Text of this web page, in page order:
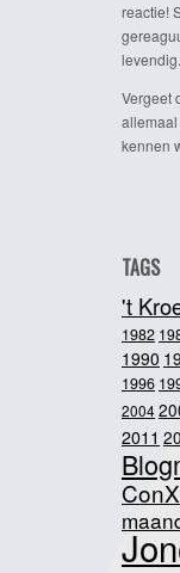
reactie!
levendig.
Vergeet
kennen
TAGS
't
1982
1990
1996
2004
2011